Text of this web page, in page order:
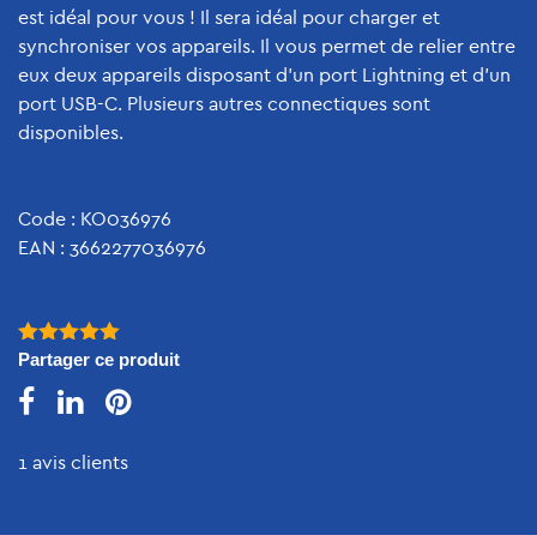
est idéal pour vous ! Il sera idéal pour charger et
synchroniser vos appareils. Il vous permet de relier entre
eux deux appareils disposant d'un port Lightning et d'un
port USB-C. Plusieurs autres connectiques sont
disponibles.
Code : KO036976
EAN : 3662277036976
5.00out of
Partager ce produit
1 avis clients